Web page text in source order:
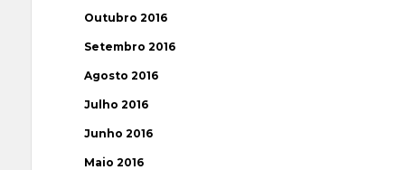
Outubro 2016
Setembro 2016
Agosto 2016
Julho 2016
Junho 2016
Maio 2016